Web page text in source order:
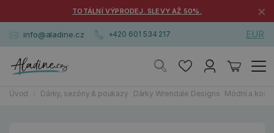
TOTÁLNÍ VÝPRODEJ. SLEVY AŽ 50%. ×
info@aladine.cz +420 601 534 217 EUR
Úvod Dárky, sezóny & poukazy Dárky Wrendale Designs Módní a